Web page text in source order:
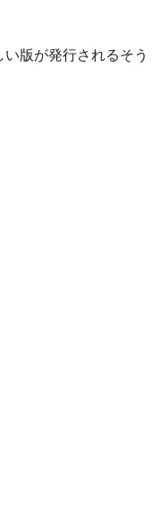
版が発行されるそう